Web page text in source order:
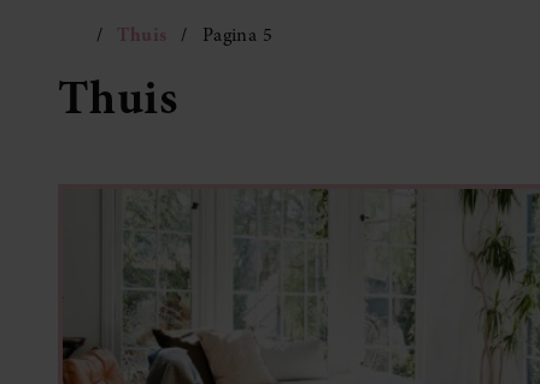
Thuis Pagina 5
Thuis